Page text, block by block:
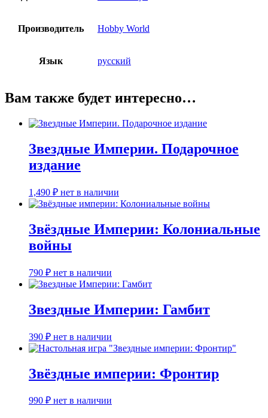
Производитель Hobby World
Язык русский
Вам также будет интересно…
Звездные Империи. Подарочное
издание
1,490 ₽ нет в наличии
Звёздные Империи: Колониальные
войны
790 ₽ нет в наличии
Звездные Империи: Гамбит
390 ₽ нет в наличии
Звёздные империи: Фронтир
990 ₽ нет в наличии